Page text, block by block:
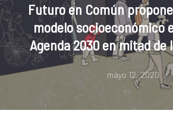
Futuro en Común
modelo socioeconómico
Agenda 2030 en mitad de
mayo 12, 2020